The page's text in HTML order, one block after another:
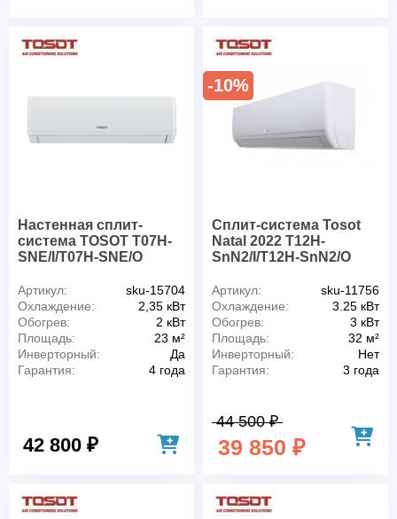
Настенная сплит-
система TOSOT T07H-
SNE/I/T07H-SNE/O
Артикул:
sku-15704
Охлаждение:
2,35 кВт
Обогрев:
2 кВт
Площадь:
23 м²
Инверторный:
Да
Гарантия:
4 года
42 800 ₽
Сплит-система Tosot
Natal 2022 T12H-
SnN2/I/T12H-SnN2/O
Артикул:
sku-11756
Охлаждение:
3.25 кВт
Обогрев:
3 кВт
Площадь:
32 м²
Инверторный:
Нет
Гарантия:
3 года
44 500 ₽
39 850 ₽
-10%